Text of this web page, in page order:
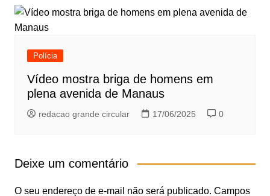
Polícia
Vídeo mostra briga de homens em
plena avenida de Manaus
redacao grande circular 17/06/2025 0
Deixe um comentário
O seu endereço de e-mail não será publicado. Campos